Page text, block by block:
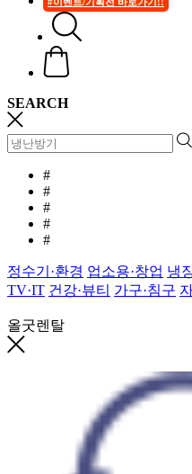
SEARCH
#
#
#
#
#
정수기·환경 업소용·창업 냉
TV·IT 건강·뷰티 가구·침구
올굿렌탈